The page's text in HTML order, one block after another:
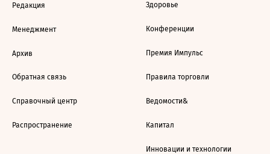
Редакция
Менеджмент
Архив
Обратная связь
Справочный центр
Распространение
Здоровье
Конференции
Премия Импульс
Правила торговли
Ведомости&
Капитал
Инновации и технологии